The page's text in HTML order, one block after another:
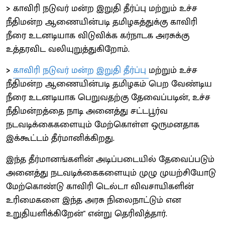
> காவிரி நடுவர் மன்ற இறுதி தீர்ப்பு மற்றும் உச்ச
நீதிமன்ற ஆணையின்படி தமிழகத்துக்கு காவிரி
நீரை உடனடியாக விடுவிக்க கர்நாடக அரசுக்கு
உத்தரவிட வலியுறுத்துகிறோம்.
> காவிரி நடுவர் மன்ற இறுதி தீர்ப்பு மற்றும் உச்ச
நீதிமன்ற ஆணையின்படி தமிழகம் பெற வேண்டிய
நீரை உடனடியாக பெறுவதற்கு தேவைப்படின், உச்ச
நீதிமன்றத்தை நாடி அனைத்து சட்டபூர்வ
நடவடிக்கைகளையும் மேற்கொள்ள ஒருமனதாக
இக்கூட்டம் தீர்மானிக்கிறது.
இந்த தீர்மானங்களின் அடிப்படையில் தேவைப்படும்
அனைத்து நடவடிக்கைகளையும் முழு முயற்சியோடு
மேற்கொண்டு காவிரி டெல்டா விவசாயிகளின்
உரிமைகளை இந்த அரசு நிலைநாட்டும் என
உறுதியளிக்கிறேன்" என்று தெரிவித்தார்.